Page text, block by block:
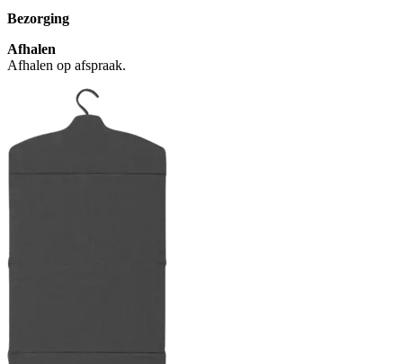
Bezorging
Afhalen
Afhalen op afspraak.